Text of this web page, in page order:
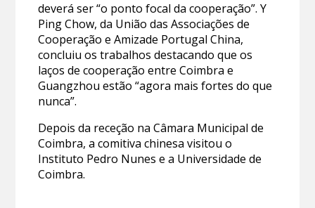
deverá ser “o ponto focal da cooperação”. Y
Ping Chow, da União das Associações de
Cooperação e Amizade Portugal China,
concluiu os trabalhos destacando que os
laços de cooperação entre Coimbra e
Guangzhou estão “agora mais fortes do que
nunca”.
Depois da receção na Câmara Municipal de
Coimbra, a comitiva chinesa visitou o
Instituto Pedro Nunes e a Universidade de
Coimbra.